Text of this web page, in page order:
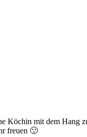
Köchin mit dem Hang
freuen 🙂